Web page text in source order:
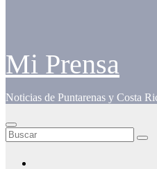
Mi Prensa
Noticias de Puntarenas y Costa